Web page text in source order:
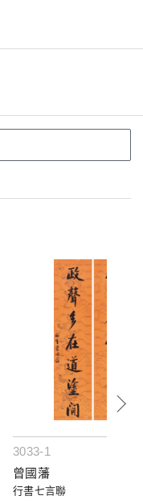
3033-1
曾國藩
行書七言聯